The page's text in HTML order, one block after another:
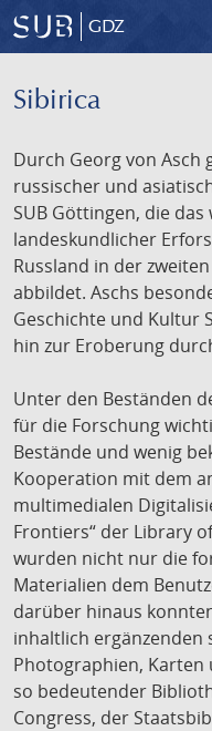
GDZ
Sibirica
Durch Georg von Asch
russischer und
SUB Göttingen, die
landeskundlicher
Russland in der
abbildet. Aschs
Geschichte und Kultur
hin zur Eroberung
Unter den Beständen
für die Forschung
Bestände und wenig
Kooperation mit dem
multimedialen
Frontiers“ der Library
wurden nicht nur die
Materialien dem
darüber hinaus
inhaltlich ergänzenden
Photographien,
so bedeutender
Congress, der